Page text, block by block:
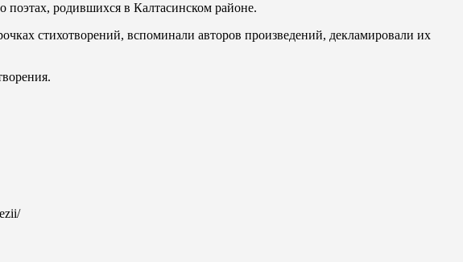
поэтах, родившихся в Калтасинском районе.
стихотворений, вспоминали авторов произведений, декламировали их